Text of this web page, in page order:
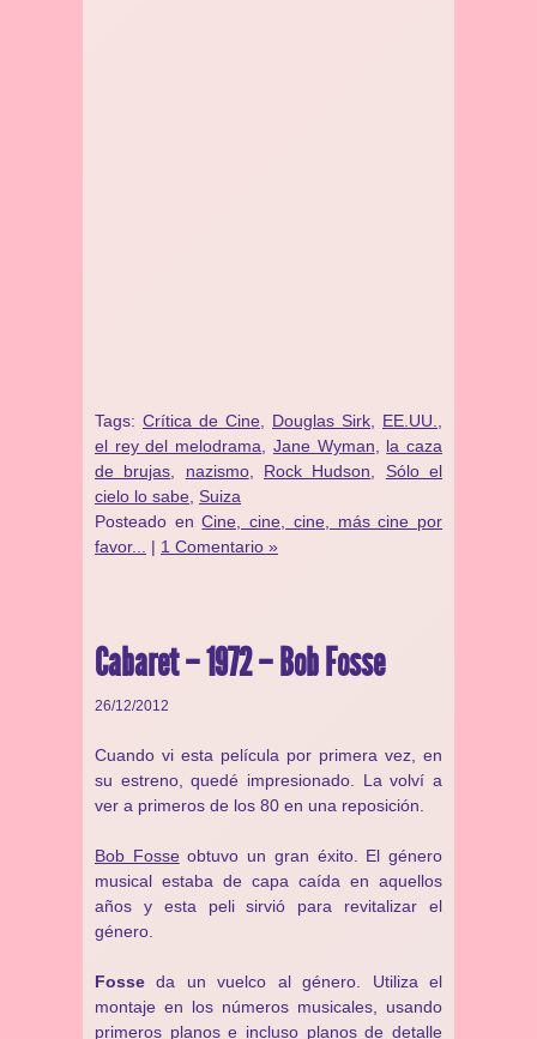
Tags: Crítica de Cine Douglas Sirk EE.UU.
el rey del melodrama
Jane Wyman
la caza
de brujas
nazismo, Rock Hudson
Sólo el
cielo lo sabe
Suiza
Posteado enCine, cine, cine, más cine por
favor...
| 1 Comentario »
Cabaret – 1972 – Bob Fosse
26/12/2012
Cuando vi esta película por primera vez, en
su estreno, quedé impresionado. La volví a
ver a primeros de los 80 en una reposición.
Bob Fosse obtuvo un gran éxito. El género
musical estaba de capa caída en aquellos
años y esta peli sirvió para revitalizar el
género.
Fosse da un vuelco al género. Utiliza el
montaje en los números musicales, usando
primeros planos e incluso planos de detalle